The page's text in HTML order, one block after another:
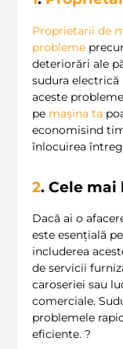
Proprietarii de
probleme
deteriorări ale
sudura electrică
aceste
pe mașina ta
economisind
înlocuirea
2. Cele mai
Dacă ai o
este esențială
includerea
de servicii
caroseriei sau
comerciale.
problemele
eficiente. ?